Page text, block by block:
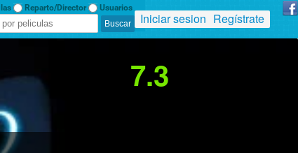
Reparto/Director Usuarios
Iniciar sesion Regístrate
7.3